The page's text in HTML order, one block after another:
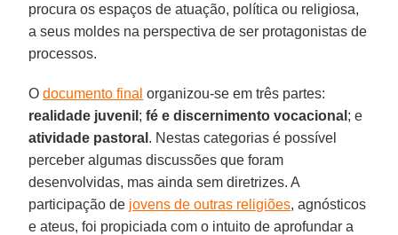
procura os espaços de atuação, política ou religiosa,
a seus moldes na perspectiva de ser protagonistas de
processos.
Odocumento final organizou-se em três partes:
realidade juvenil ;fé e discernimento vocacional ; e
atividade pastoral . Nestas categorias é possível
perceber algumas discussões que foram
desenvolvidas, mas ainda sem diretrizes. A
participação de jovens de outras religiões, agnósticos
e ateus, foi propiciada com o intuito de aprofundar a